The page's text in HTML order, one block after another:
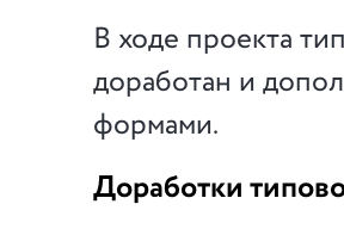
В ходе проекта
доработан и
формами.
Доработки